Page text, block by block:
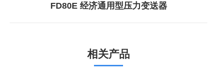
目：
下
个
FD80E 经济通用型压力变送器
相关产品